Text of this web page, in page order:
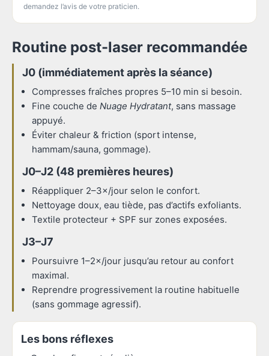
demandez l’avis de votre praticien.
Routine post-laser recommandée
J0 (immédiatement après la séance)
Compresses fraîches propres 5–10 min si besoin.
Fine couche de Nuage Hydratant, sans massage
appuyé.
Éviter chaleur & friction (sport intense,
hammam/sauna, gommage).
J0–J2 (48 premières heures)
Réappliquer 2–3×/jour selon le confort.
Nettoyage doux, eau tiède, pas d’actifs exfoliants.
Textile protecteur + SPF sur zones exposées.
J3–J7
Poursuivre 1–2×/jour jusqu’au retour au confort
maximal.
Reprendre progressivement la routine habituelle
(sans gommage agressif).
Les bons réflexes